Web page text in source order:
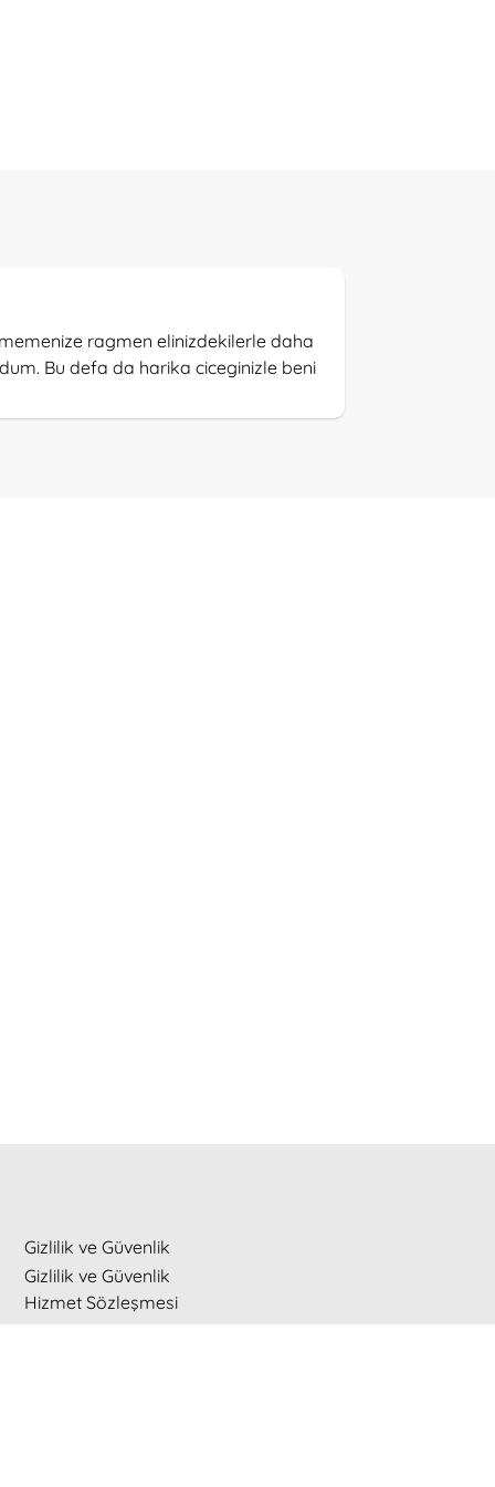
ragmen elinizdekilerle daha
Bu defa da harika ciceginizle beni
Gizlilik ve Güvenlik
Gizlilik ve Güvenlik
Hizmet Sözleşmesi